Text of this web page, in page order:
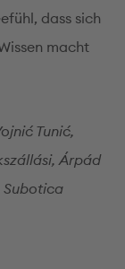
dass sich
macht
Tunić,
Árpád
Subotica